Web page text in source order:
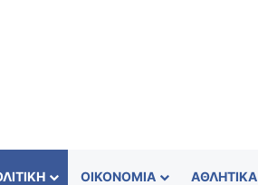
ΟΙΚΟΝΟΜΊΑ ΑΘΛΗΤΙΚΆ